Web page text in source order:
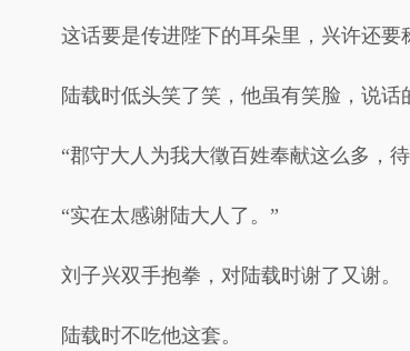
这话要是传进陛下的耳朵里，兴许还要
陆载时低头笑了笑，他虽有笑脸，说话
“郡守大人为我大徵百姓奉献这么多，
“实在太感谢陆大人了。”
刘子兴双手抱拳，对陆载时谢了又谢。
陆载时不吃他这套。